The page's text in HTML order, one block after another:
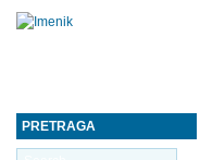
PRETRAGA